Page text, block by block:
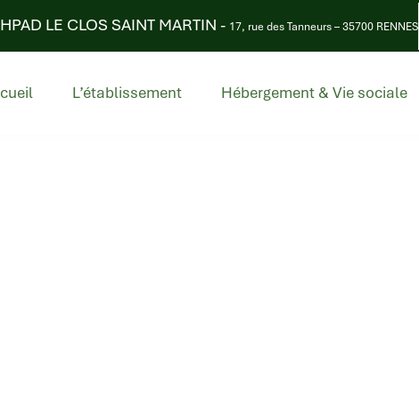
LE CLOS SAINT MARTIN - 17, rue des Tanneurs – 35700 RENNES
L’établissement Hébergement & Vie sociale